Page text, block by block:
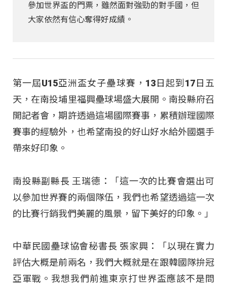
參加世界盃的門票，雖然面對強勁的對手國，但
大家依然有信心奪得好成績。
第一屆U15亞洲盃女子壘球賽，13日起到17日五
天，在南投埔里福興壘球場盛大展開。南投縣府召
開記者會，期許透過這場國際賽事，累積辦理國際
賽事的經驗外，也希望南投的好山好水給外國選手
帶來好印象。
南投縣副縣長 王瑞德：「這一次的比賽會選出可
以參加世界賽的兩個隊伍，我們也希望透過這一次
的比賽行銷我們美麗的風景，留下美好的印象。」
中華民國壘球協會秘書長 張家興：「以現在實力
評估大概是前兩名，我們大概就是在跟韓國隊拚冠
亞軍戰。我想我們前進東京打世界盃應該不是問